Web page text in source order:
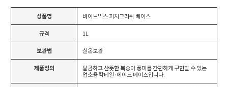
상품명 바이브믹스 피치크러쉬 베이스
규격 1L
보관법 실온보관
제품정의
달콤하고 산뜻한 복숭아 풍미를 간편하게 구현할 수 있는
업소용 칵테일·에이드 베이스입니다.